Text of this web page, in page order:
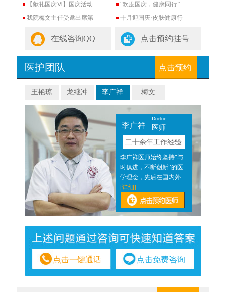
【献礼国庆Ⅵ】国庆活动
“欢度国庆，健康同行”
我院梅文主任受邀出席第
十月迎国庆·皮肤健康行
在线咨询QQ 点击预约挂号
医护团队 点击预约
王艳琼 龙继冲 李广祥 梅文
李广祥
Doctor
医师
二十余年工作经验
李广祥医师始终坚持"与
时俱进，不断创新"的医
学理念，先后在国内外...
[详细]
点击一键通话 点击免费咨询